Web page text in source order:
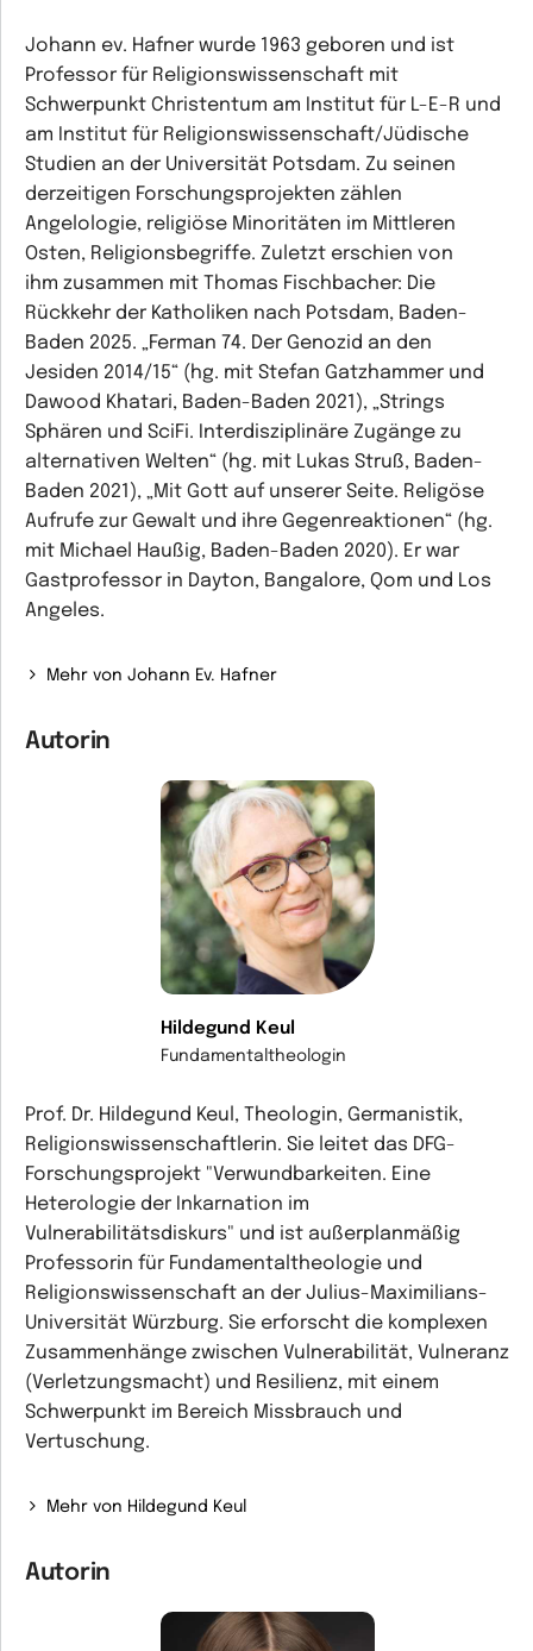
Johann ev. Hafner wurde 1963 geboren und ist
Professor für Religionswissenschaft mit
Schwerpunkt Christentum am Institut für L-E-R und
am Institut für Religionswissenschaft/Jüdische
Studien an der Universität Potsdam. Zu seinen
derzeitigen Forschungsprojekten zählen
Angelologie, religiöse Minoritäten im Mittleren
Osten, Religionsbegriffe. Zuletzt erschien von
ihm zusammen mit Thomas Fischbacher: Die
Rückkehr der Katholiken nach Potsdam, Baden-
Baden 2025. „Ferman 74. Der Genozid an den
Jesiden 2014/15“ (hg. mit Stefan Gatzhammer und
Dawood Khatari, Baden-Baden 2021), „Strings
Sphären und SciFi. Interdisziplinäre Zugänge zu
alternativen Welten“ (hg. mit Lukas Struß, Baden-
Baden 2021), „Mit Gott auf unserer Seite. Religöse
Aufrufe zur Gewalt und ihre Gegenreaktionen“ (hg.
mit Michael Haußig, Baden-Baden 2020). Er war
Gastprofessor in Dayton, Bangalore, Qom und Los
Angeles.
Mehr von Johann Ev. Hafner
Autorin
Hildegund Keul
Fundamentaltheologin
Prof. Dr. Hildegund Keul, Theologin, Germanistik,
Religionswissenschaftlerin. Sie leitet das DFG-
Forschungsprojekt "Verwundbarkeiten. Eine
Heterologie der Inkarnation im
Vulnerabilitätsdiskurs" und ist außerplanmäßig
Professorin für Fundamentaltheologie und
Religionswissenschaft an der Julius-Maximilians-
Universität Würzburg. Sie erforscht die komplexen
Zusammenhänge zwischen Vulnerabilität, Vulneranz
(Verletzungsmacht) und Resilienz, mit einem
Schwerpunkt im Bereich Missbrauch und
Vertuschung.
Mehr von Hildegund Keul
Autorin